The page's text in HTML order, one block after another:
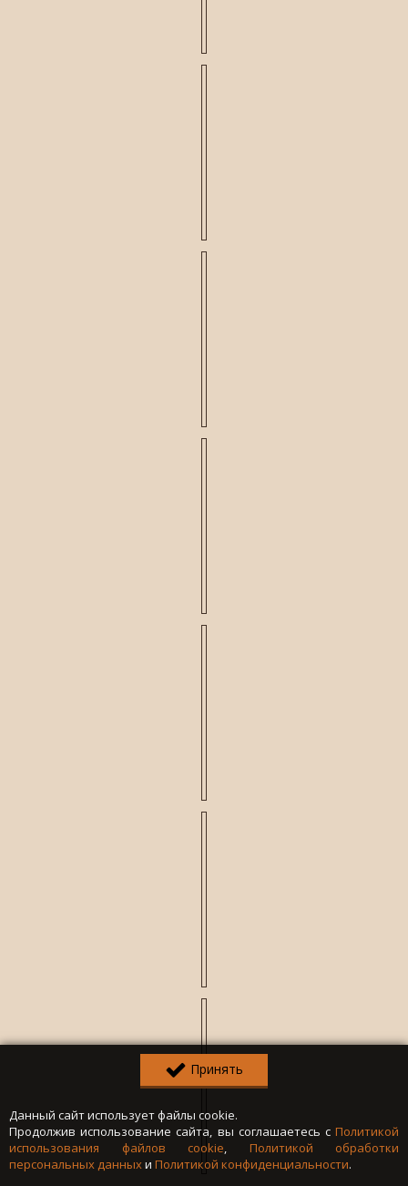
Принять
Данный сайт использует файлы cookie.
Продолжив использование сайта, вы соглашаетесь с Политикой
использования файлов cookie, Политикой обработки
персональных данныхи Политикой конфиденциальности.